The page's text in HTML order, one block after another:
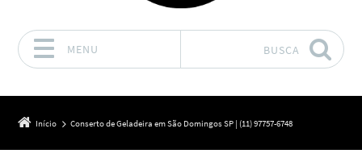
MENU BUSCA
Início Conserto de Geladeira em São Domingos SP | (11) 97757-6748